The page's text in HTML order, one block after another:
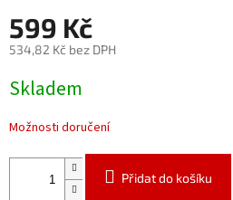
599 Kč
534,82 Kč bez DPH
cena:
Skladem
Možnosti doručení
Přidat do košíku